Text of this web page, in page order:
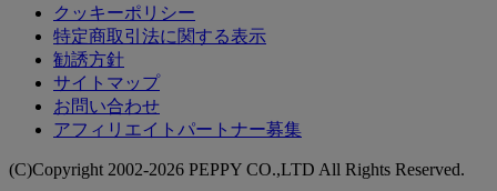
クッキーポリシー
特定商取引法に関する表示
勧誘方針
サイトマップ
お問い合わせ
アフィリエイトパートナー募集
(C)Copyright 2002-2026 PEPPY CO.,LTD All Rights Reserved.